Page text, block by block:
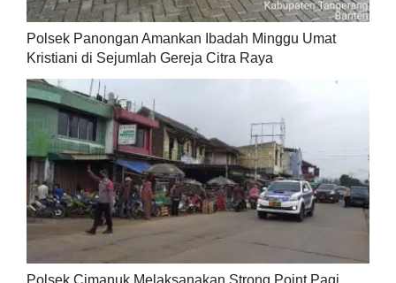
Polsek Panongan Amankan Ibadah Minggu Umat
Kristiani di Sejumlah Gereja Citra Raya
Polsek Cimanuk Melaksanakan Strong Point Pagi